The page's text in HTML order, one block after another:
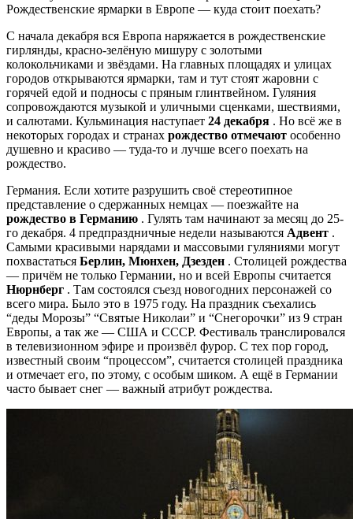
Рождественские ярмарки в Европе — куда стоит поехать?
С начала декабря вся Европа наряжается в рождественские
гирлянды, красно-зелёную мишуру с золотыми
колокольчиками и звёздами. На главных площадях и улицах
городов открываются ярмарки, там и тут стоят жаровни с
горячей едой и подносы с пряным глинтвейном. Гуляния
сопровождаются музыкой и уличными сценками, шествиями,
и салютами. Кульминация наступает 24 декабря . Но всё же в
некоторых городах и странах рождество отмечают особенно
душевно и красиво — туда-то и лучше всего поехать на
рождество.
Германия. Если хотите разрушить своё стереотипное
представление о сдержанных немцах — поезжайте на
рождество в Германию . Гулять там начинают за месяц до 25-
го декабря. 4 предпраздничные недели называются Адвент .
Самыми красивыми нарядами и массовыми гуляниями могут
похвастаться Берлин, Мюнхен, Дзезден . Столицей рождества
— причём не только Германии, но и всей Европы считается
Нюрнберг . Там состоялся съезд новогодних персонажей со
всего мира. Было это в 1975 году. На праздник съехались
“деды Морозы” “Святые Николаи” и “Снегорочки” из 9 стран
Европы, а так же — США и СССР. Фестиваль транслировался
в телевизионном эфире и произвёл фурор. С тех пор город,
известный своим “процессом”, считается столицей праздника
и отмечает его, по этому, с особым шиком. А ещё в Германии
часто бывает снег — важный атрибут рождества.